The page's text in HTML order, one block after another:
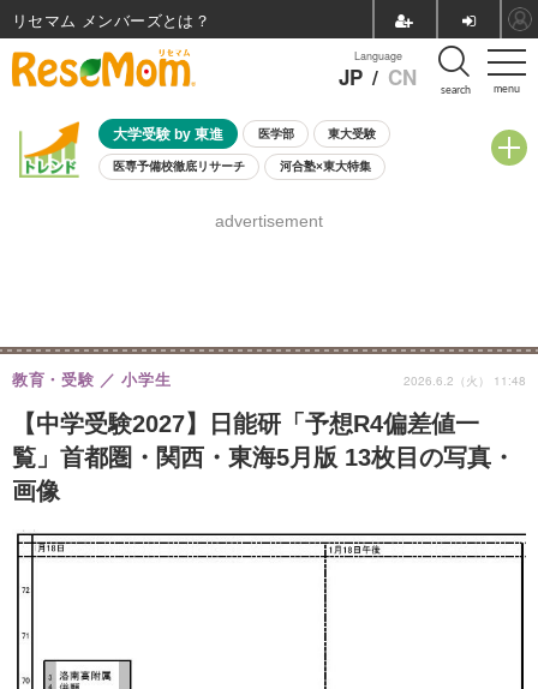
menu
Language
JP / CN search
大学受験 by 東進 医学部 東大受験
医専予備校徹底リサーチ 河合塾×東大特集
8月開催学校説明会・相談会
advertisement
【中学受験2027】日能研「予想R4偏差値一
覧」首都圏・関西・東海5月版 13枚目の写真・
画像
教育・受験 小学生 2026.6.2（火） 11:48
リセマム メンバーズ